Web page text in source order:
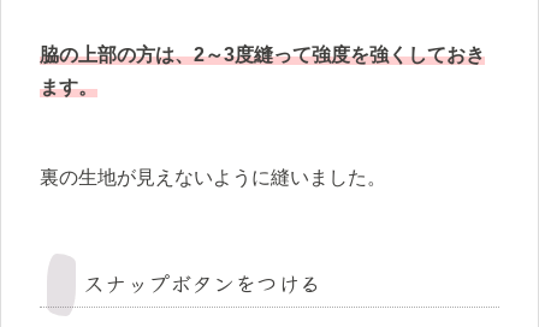
脇の上部の方は、2～3度縫って強度を強くしておき
ます。
裏の生地が見えないように縫いました。
スナップボタンをつける